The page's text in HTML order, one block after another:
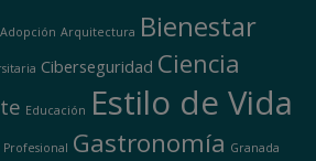
Adopción Arquitectura Bienestar
Ciberseguridad Ciencia
Educación Estilo de Vida
Gastronomía Granada